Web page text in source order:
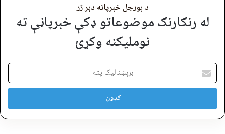
د بورجل خبرپاڼه ډېر ژر
له رنګارنګ موضوعاتو ډکې خبرپاڼې ته
نوملیکنه وکړئ
برېښنالیک
پته